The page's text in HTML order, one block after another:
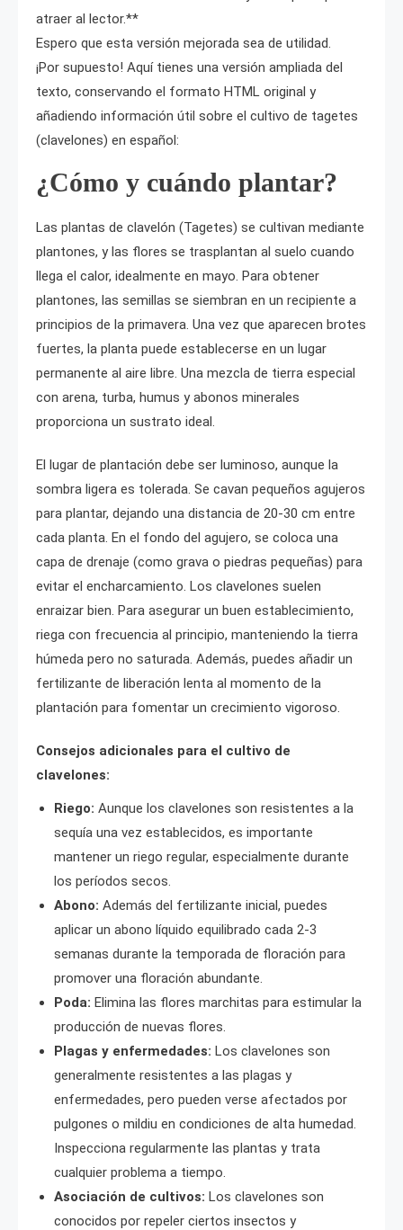
atraer al lector.**
Espero que esta versión mejorada sea de utilidad.
¡Por supuesto! Aquí tienes una versión ampliada del
texto, conservando el formato HTML original y
añadiendo información útil sobre el cultivo de tagetes
(clavelones) en español:
¿Cómo y cuándo plantar?
Las plantas de clavelón (Tagetes) se cultivan mediante
plantones, y las flores se trasplantan al suelo cuando
llega el calor, idealmente en mayo. Para obtener
plantones, las semillas se siembran en un recipiente a
principios de la primavera. Una vez que aparecen brotes
fuertes, la planta puede establecerse en un lugar
permanente al aire libre. Una mezcla de tierra especial
con arena, turba, humus y abonos minerales
proporciona un sustrato ideal.
El lugar de plantación debe ser luminoso, aunque la
sombra ligera es tolerada. Se cavan pequeños agujeros
para plantar, dejando una distancia de 20-30 cm entre
cada planta. En el fondo del agujero, se coloca una
capa de drenaje (como grava o piedras pequeñas) para
evitar el encharcamiento. Los clavelones suelen
enraizar bien. Para asegurar un buen establecimiento,
riega con frecuencia al principio, manteniendo la tierra
húmeda pero no saturada. Además, puedes añadir un
fertilizante de liberación lenta al momento de la
plantación para fomentar un crecimiento vigoroso.
Consejos adicionales para el cultivo de
clavelones:
Riego: Aunque los clavelones son resistentes a la
sequía una vez establecidos, es importante
mantener un riego regular, especialmente durante
los períodos secos.
Abono: Además del fertilizante inicial, puedes
aplicar un abono líquido equilibrado cada 2-3
semanas durante la temporada de floración para
promover una floración abundante.
Poda: Elimina las flores marchitas para estimular la
producción de nuevas flores.
Plagas y enfermedades: Los clavelones son
generalmente resistentes a las plagas y
enfermedades, pero pueden verse afectados por
pulgones o mildiu en condiciones de alta humedad.
Inspecciona regularmente las plantas y trata
cualquier problema a tiempo.
Asociación de cultivos: Los clavelones son
conocidos por repeler ciertos insectos y